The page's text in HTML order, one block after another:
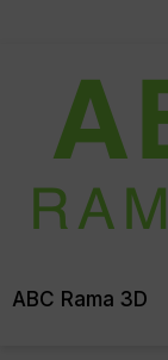
ABC Rama 3D